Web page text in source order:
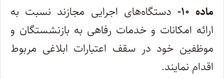
ماده ۱۰-
دستگاه‌های اجرایی مجازند نسبت به
ارائه امکانات و خدمات رفاهی به بازنشستگان و
موظفین خود در سقف اعتبارات ابلاغی مربوط
اقدام نمایند.